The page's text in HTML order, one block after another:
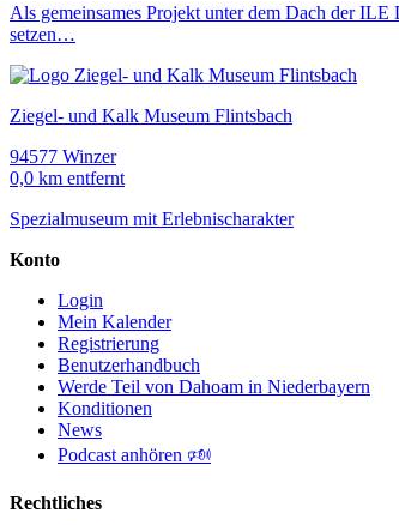
Als gemeinsames Projekt unter dem Dach der
setzen…
Ziegel- und Kalk Museum Flintsbach
94577 Winzer
0,0 km entfernt
Spezialmuseum mit Erlebnischarakter
Konto
Login
Mein Kalender
Registrierung
Benutzerhandbuch
Werde Teil von Dahoam in Niederbayern
Konditionen
News
Podcast anhören 🕬
Rechtliches